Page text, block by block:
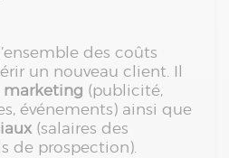
des coûts
un nouveau client. Il
marketing (publicité,
événements) ainsi que
(salaires des
de prospection).